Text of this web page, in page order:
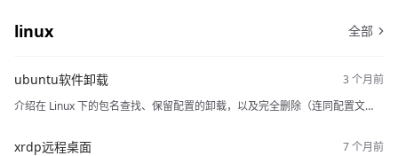
linux 全部
ubuntu软件卸载
介绍在 Linux 下的包名查找、保留配置的卸载，以及完全删除（连同配置文
xrdp远程桌面